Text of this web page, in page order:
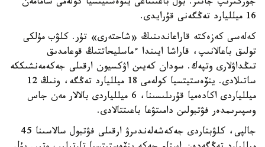
جۇرگىزىپ جاتىر. بۇل باعىتتاعى ينۆەستيتسيا كولەمى شامامەن
16 ميلليارد تەڭگەنى قۇرايدى.
كەلەسى كەزەكتە قاراعاندىنىڭ «شاحتەرى» تۇر. كلۋب مۇلكى
تولىق باعالانىپ، قاراشا ايىندا ءماسليحاتتىڭ قوعامدىق
تىڭداۋلارى وتپەك. سودان كەيىن اۋكسيون ارقىلى جەكەمەنشىككە
ساتىلادى. ينۆەستيتسيا كولەمى 18 ميلليارد تەڭگە، ونىڭ 12
ميللياردى اكادەميا قۇرىلىسىنا، 6 ميللياردى بالالار مەن جاس
وسپىرىمدەر فۋتبولىن دامىتۋعا باعىتتالادى.
جالپى، كلۋبتاردى جەكەشەلەندىرۋ ارقىلى فۋتبول سالاسىنا 45